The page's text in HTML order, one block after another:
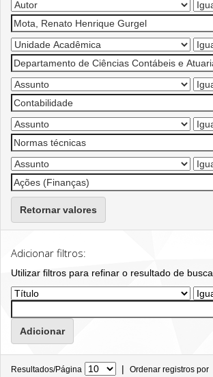
Retornar valores
Adicionar filtros:
Utilizar filtros para refinar o resultado de busca.
Resultados/Página | Ordenar registros por